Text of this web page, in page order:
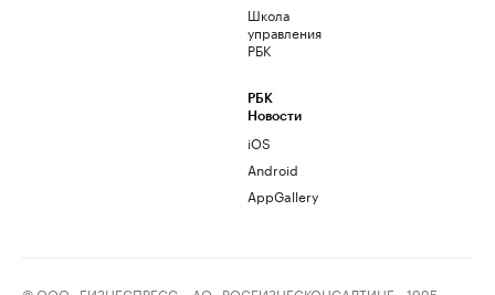
Школа
управления
РБК
РБК
Новости
iOS
Android
AppGallery